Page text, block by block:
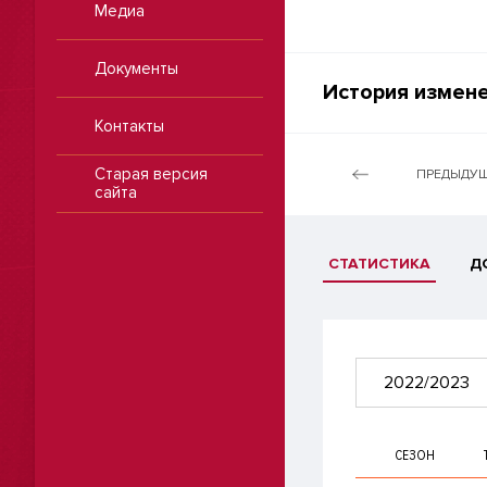
Медиа
Документы
Контакты
Старая версия
сайта
История
СТАТИСТИКА
2022/2023
СЕЗОН